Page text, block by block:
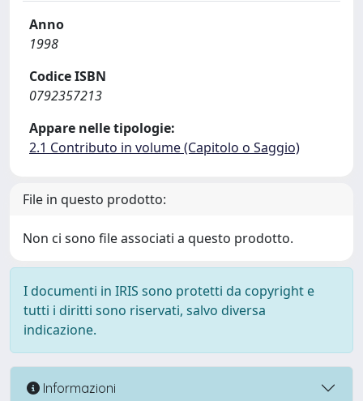
Anno
1998
Codice ISBN
0792357213
Appare nelle tipologie:
2.1 Contributo in volume (Capitolo o Saggio)
File in questo prodotto:
Non ci sono file associati a questo prodotto.
I documenti in IRIS sono protetti da copyright e
tutti i diritti sono riservati, salvo diversa
indicazione.
Informazioni